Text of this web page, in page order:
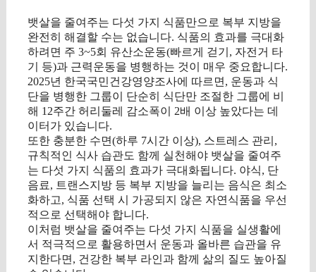
뱃살을 줄여주는 다섯 가지 식품만으로 복부 지방을
완전히 해결할 수는 없습니다. 식품의 효과를 극대화
하려면 주 3~5회 유산소운동(빠르게 걷기, 자전거 타
기 등)과 근력운동을 병행하는 것이 매우 중요합니다.
2025년 한국국민건강영양조사에 따르면, 운동과 식
단을 병행한 그룹이 단순히 식단만 조절한 그룹에 비
해 12주간 허리둘레 감소폭이 2배 이상 높았다는 데
이터가 있습니다.
또한 충분한 수면(하루 7시간 이상), 스트레스 관리,
규칙적인 식사 습관도 함께 실천해야 뱃살을 줄여주
는 다섯 가지 식품의 효과가 극대화됩니다. 야식, 단
음료, 트랜스지방 등 복부 지방을 늘리는 음식은 최소
화하고, 식품 선택 시 가공되지 않은 자연식품을 우선
적으로 선택해야 합니다.
이처럼 뱃살을 줄여주는 다섯 가지 식품을 실생활에
서 적극적으로 활용하면서 운동과 올바른 습관을 유
지한다면, 건강한 복부 라인과 함께 삶의 질도 높아질